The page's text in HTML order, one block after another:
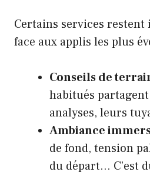
Certains services
face aux applis les plus
Conseils de
habitués
analyses, leurs
Ambiance
de fond, tension
du départ… C’est